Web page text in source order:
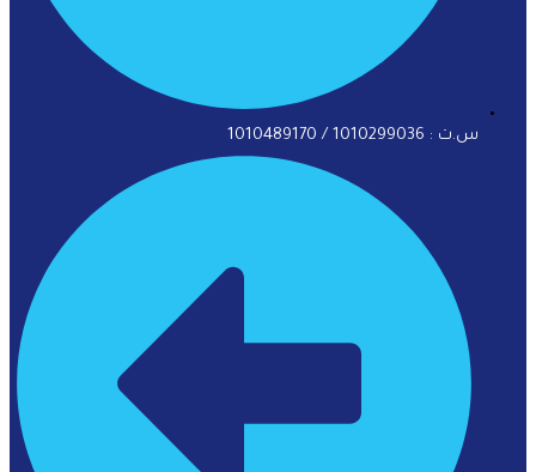
س.ت : 1010299036 / 1010489170